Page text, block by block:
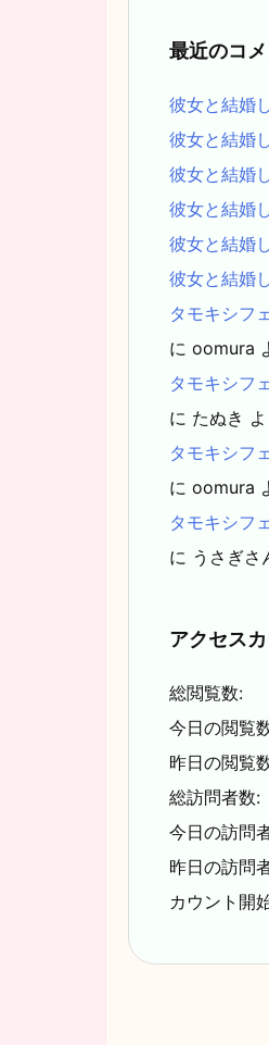
最近のコメ
彼女と結婚
彼女と結婚
彼女と結婚
彼女と結婚
彼女と結婚
彼女と結婚
タモキシフ
に oomura
タモキシフ
に たぬき
タモキシフ
に oomura
タモキシフ
に うさぎさ
アクセス
総閲覧数:
今日の閲覧
昨日の閲覧
総訪問者数:
今日の訪問
昨日の訪問
カウント開